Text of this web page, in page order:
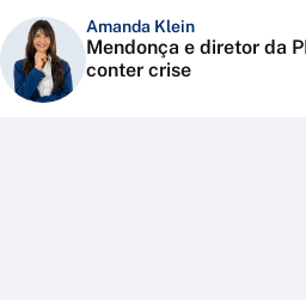
Amanda Klein
Mendonça e diretor da
conter crise